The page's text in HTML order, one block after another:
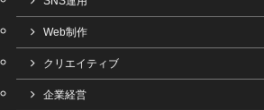
Web制作
クリエイティブ
企業経営